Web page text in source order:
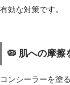
有効な対策です。
🦠 肌への摩擦
コンシーラーを塗